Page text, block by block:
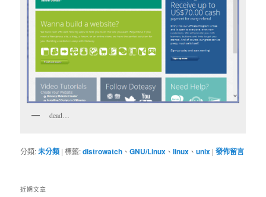
dead…
分類:未分類 |標籤:distrowatch 、GNU/Linux 、linux 、unix |發佈留言
近期文章